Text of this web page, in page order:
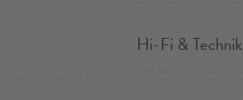
Hi-Fi & Technik